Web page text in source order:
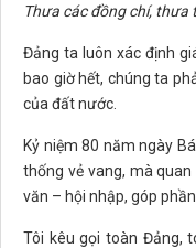
Thưa các đồng chí, thưa
Đảng ta luôn xác định
bao giờ hết, chúng ta
của đất nước.
Kỷ niệm 80 năm ngày
thống vẻ vang, mà
văn – hội nhập, góp
Tôi kêu gọi toàn Đảng,